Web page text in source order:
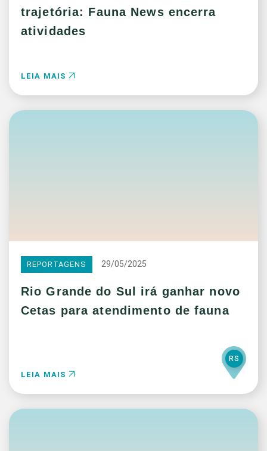
trajetória: Fauna News encerra
atividades
LEIA MAIS
REPORTAGENS 29/05/2025
Rio Grande do Sul irá ganhar novo
Cetas para atendimento de fauna
LEIA MAIS
RS